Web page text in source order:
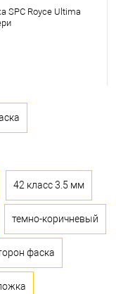
SPC Royce Ultima
42 класс 3.5 мм
темно-коричневый
фаска